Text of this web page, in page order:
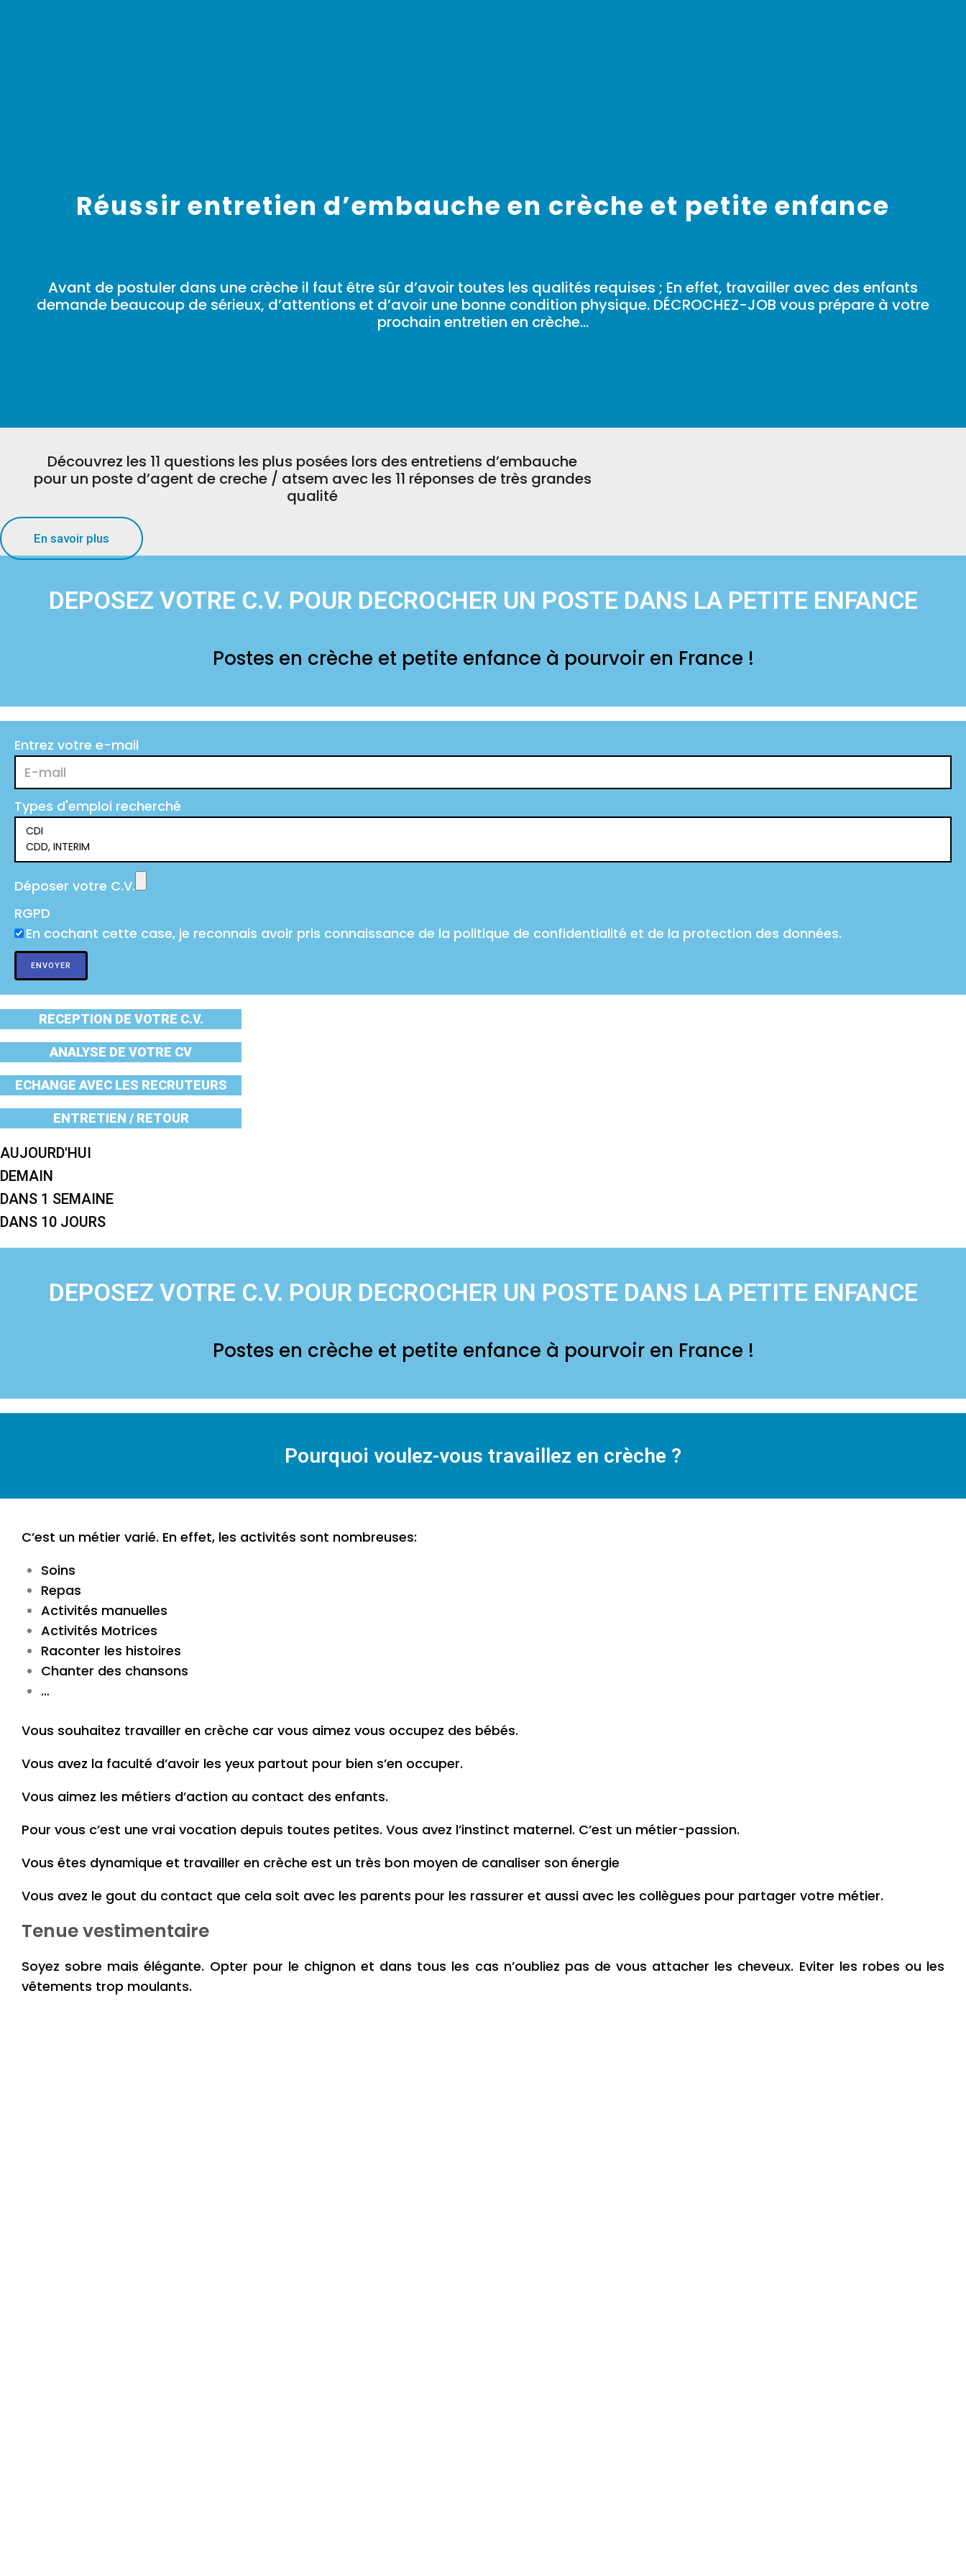
Réussir entretien d’embauche en crèche et petite enfance
Avant de postuler dans une crèche il faut être sûr d’avoir toutes les qualités requises ; En effet, travailler avec des enfants
demande beaucoup de sérieux, d’attentions et d’avoir une bonne condition physique. DÉCROCHEZ-JOB vous prépare à votre
prochain entretien en crèche…
Découvrez les 11 questions les plus posées lors des entretiens d’embauche
pour un poste d’agent de creche / atsem avec les 11 réponses de très grandes
qualité
En savoir plus
DEPOSEZ VOTRE C.V. POUR DECROCHER UN POSTE DANS LA PETITE ENFANCE
Postes en crèche et petite enfance à pourvoir en France !
Entrez votre e-mail
Types d'emploi recherché
Déposer votre C.V.
RGPD
En cochant cette case, je reconnais avoir pris connaissance de la politique de confidentialité et de la protection des données.
ENVOYER
RECEPTION DE VOTRE C.V.
ANALYSE DE VOTRE CV
ECHANGE AVEC LES RECRUTEURS
ENTRETIEN / RETOUR
AUJOURD'HUI
DEMAIN
DANS 1 SEMAINE
DANS 10 JOURS
DEPOSEZ VOTRE C.V. POUR DECROCHER UN POSTE DANS LA PETITE ENFANCE
Postes en crèche et petite enfance à pourvoir en France !
Pourquoi voulez-vous travaillez en crèche ?
C’est un métier varié. En effet, les activités sont nombreuses:
Soins
Repas
Activités manuelles
Activités Motrices
Raconter les histoires
Chanter des chansons
…
Vous souhaitez travailler en crèche car vous aimez vous occupez des bébés.
Vous avez la faculté d’avoir les yeux partout pour bien s’en occuper.
Vous aimez les métiers d’action au contact des enfants.
Pour vous c’est une vrai vocation depuis toutes petites. Vous avez l’instinct maternel. C’est un métier-passion.
Vous êtes dynamique et travailler en crèche est un très bon moyen de canaliser son énergie
Vous avez le gout du contact que cela soit avec les parents pour les rassurer et aussi avec les collègues pour partager votre métier.
Tenue vestimentaire
Soyez sobre mais élégante. Opter pour le chignon et dans tous les cas n’oubliez pas de vous attacher les cheveux. Eviter les robes ou les
vêtements trop moulants.